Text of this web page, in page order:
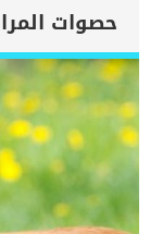
سلالة كورات ؟
تتعرف على
من التعامل
السطور التالية
يحب القفز _يميل
مرتفعة _ذكى
_هادئ للغاية
فى الاماكن
خارج